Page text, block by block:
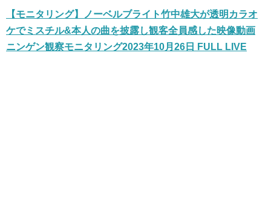
【モニタリング】ノーベルブライト竹中雄大が透明カラオ
ケでミスチル&本人の曲を披露し観客全員感した映像動画
ニンゲン観察モニタリング2023年10月26日 FULL LIVE